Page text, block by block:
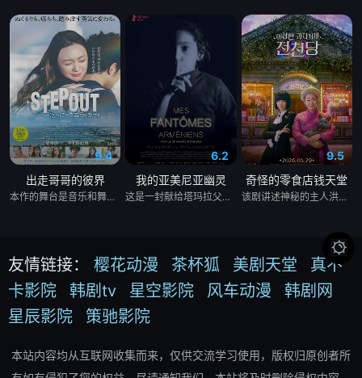
9.4
出走哥哥的彼界
本作的舞台是音乐和舞蹈融入生活的冲绳。与母亲朱音、妹妹舞一起生活的照屋踊，憧憬舞蹈学校的丽莎，开始了舞蹈生涯。朱音为了支撑家数在酒吧工作，不擅长与人打交道的舞总是在学校前专心地注视着哥哥的身影。不久，踊与丽莎组成一对，绽放了她的才能。
6.2
我的亚美尼亚幽灵
这是一封献给塔玛拉父亲的温柔追思信，她的父亲曾是苏联亚美尼亚的电影演员。塔玛拉从小就在电视上目睹了他的风采，而她自己后来也成为了一名电影制作人。影片带领观众进行了一场迷人的梦游，穿越亚美尼亚电影历史的景观。
9.5
奇怪的零食店钱天堂
该剧讲述神秘的主人洪子卖能够实现人们愿望的神秘零食，以及人们来到那里展开一段魔法般的故事。
友情链接： 樱花动漫 茶杯狐 美剧天堂
真不
卡影院
韩剧tv 星空影院 风车动漫
韩剧网
星辰影院
策驰影院
本站内容均从互联网收集而来，仅供交流学习使用，版权归原创者所
